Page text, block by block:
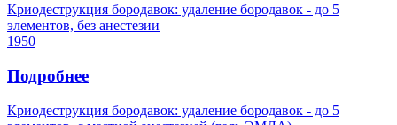
Криодеструкция бородавок: удаление бородавок - до 5
элементов, без анестезии
1950
Подробнее
Криодеструкция бородавок: удаление бородавок - до 5